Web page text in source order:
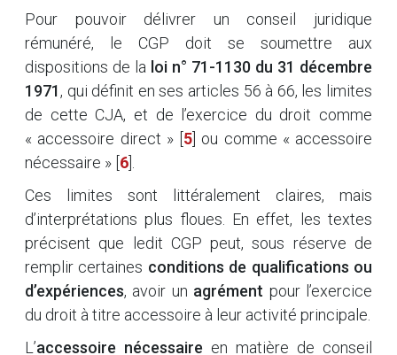
Pour pouvoir délivrer un conseil juridique
rémunéré, le CGP doit se soumettre aux
dispositions de la loi n° 71-1130 du 31 décembre
1971, qui définit en ses articles 56 à 66, les limites
de cette CJA, et de l’exercice du droit comme
« accessoire direct »[ 5 ou comme « accessoire
nécessaire » 6
Ces limites sont littéralement claires, mais
d’interprétations plus floues. En effet, les textes
précisent que ledit CGP peut, sous réserve de
remplir certaines conditions de qualifications ou
d’expériences, avoir un agrément pour l’exercice
du droit à titre accessoire à leur activité principale.
L’accessoire nécessaire en matière de conseil